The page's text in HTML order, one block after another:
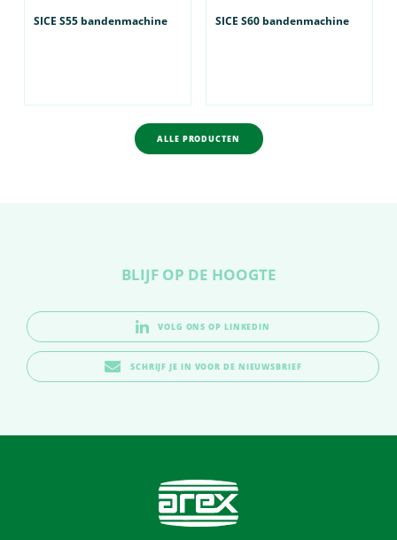
SICE S55 bandenmachine SICE S60 bandenmachine
ALLE PRODUCTEN
BLIJF OP DE HOOGTE
VOLG ONS OP LINKEDIN
SCHRIJF JE IN VOOR DE NIEUWSBRIEF